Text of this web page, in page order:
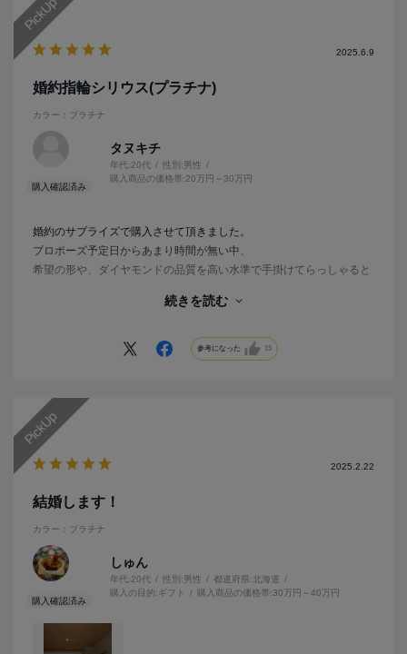
2025.6.9
婚約指輪シリウス(プラチナ)
カラー：プラチナ
タヌキチ
年代:20代 性別:男性
購入商品の価格帯:20万円～30万円
婚約のサプライズで購入させて頂きました。
プロポーズ予定日からあまり時間が無い中、
希望の形や、ダイヤモンドの品質を高い水準で手掛けてらっしゃると
希望の納期より早く出来上がり、
サプライズも大成功して、
結婚に向けてのとてもいい第1歩になりました。
続きを読む
参考になった 15
2025.2.22
結婚します！
カラー：プラチナ
しゅん
年代:20代 性別:男性 都道府県:北海道
購入の目的: ギフト 購入商品の価格帯:30万円～40万円